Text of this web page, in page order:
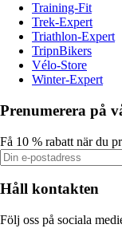
Training-Fit
Trek-Expert
Triathlon-Expert
TripnBikers
Vélo-Store
Winter-Expert
Prenumerera på
Få 10 % rabatt när du
Håll kontakten
Följ oss på sociala